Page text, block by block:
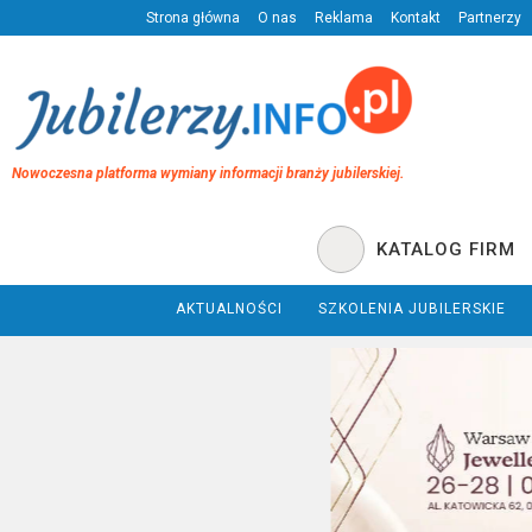
Strona główna O nas Reklama Kontakt Partnerzy
Nowoczesna platforma wymiany informacji branży jubilerskiej.
KATALOG FIRM
AKTUALNOŚCI SZKOLENIA JUBILERSKIE